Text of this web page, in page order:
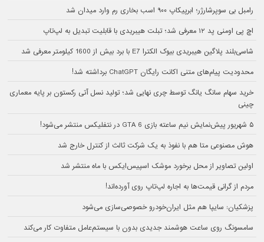
رامبل بی سوپرشارژر؛ ابرپیکاپ ۹۰۰ اسب بخاری رم وارد میدان شد
اچ پی اومنی پد ۱۲ معرفی شد؛ تبلت هیبریدی با قابلیت تبدیل به لپ‌تاپ
شاسی‌بلند پلاگین هیبریدی بیوک الکترا E7 با برد بیش از 1600 کیلومتر معرفی شد
محدودیت پیام‌های متنی اکانت رایگان ChatGPT برداشته شد!
خرید سهام سانگ‌ یانگ توسط چری نهایی شد؛ تولید نسل آتی رکستون بر پایه معماری
چینی
۵ شهریور پیش‌نمایش نیم ساعته بازی GTA 6 در نتفلیکس منتشر می‌شود!
هوش مصنوعی متا هم با نفوذ به یک شرکت ثالث از کنترل خارج شد
اولین تصاویر از محل برخورد موشک اسپیس‌ایکس با ماه منتشر شد
مردم از گرانی قیمت‌ها به اجاره لپ‌تاپ روی آورده‌اند!
پزشکیان: سایپا هم مثل ایران‌خودرو خصوصی‌سازی می‌شود
سامسونگ روی ساعت هوشمند جدیدی بدون با سیستم‌عامل متفاوت کار می‌کند